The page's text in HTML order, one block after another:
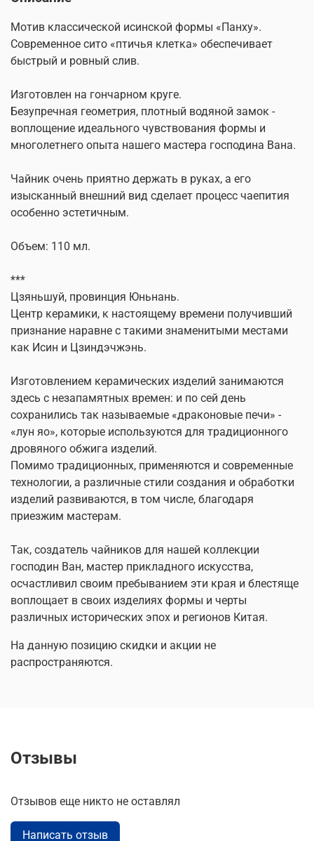
Мотив классической исинской формы «Панху».
Современное сито «птичья клетка» обеспечивает
быстрый и ровный слив.
Изготовлен на гончарном круге.
Безупречная геометрия, плотный водяной замок -
воплощение идеального чувствования формы и
многолетнего опыта нашего мастера господина Вана.
Чайник очень приятно держать в руках, а его
изысканный внешний вид сделает процесс чаепития
особенно эстетичным.
Объем: 110 мл.
***
Цзяньшуй, провинция Юньнань.
Центр керамики, к настоящему времени получивший
признание наравне с такими знаменитыми местами
как Исин и Цзиндэчжэнь.
Изготовлением керамических изделий занимаются
здесь с незапамятных времен: и по сей день
сохранились так называемые «драконовые печи» -
«лун яо», которые используются для традиционного
дровяного обжига изделий.
Помимо традиционных, применяются и современные
технологии, а различные стили создания и обработки
изделий развиваются, в том числе, благодаря
приезжим мастерам.
Так, создатель чайников для нашей коллекции
господин Ван, мастер прикладного искусства,
осчастливил своим пребыванием эти края и блестяще
воплощает в своих изделиях формы и черты
различных исторических эпох и регионов Китая.
На данную позицию скидки и акции не
распространяются.
Отзывы
Отзывов еще никто не оставлял
Написать отзыв